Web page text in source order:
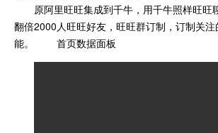
原阿里旺旺集成到千牛，用千牛照样旺
翻倍2000人旺旺好友，旺旺群订制，订制
能。 首页数据面板